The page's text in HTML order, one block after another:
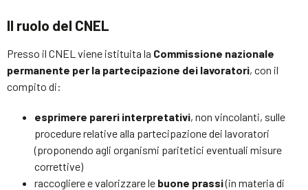
Il ruolo del CNEL
Presso il CNEL viene istituita la Commissione nazionale
permanente per la partecipazione dei lavoratori, con il
compito di:
esprimere pareri interpretativi, non vincolanti, sulle
procedure relative alla partecipazione dei lavoratori
(proponendo agli organismi paritetici eventuali misure
correttive)
raccogliere e valorizzare le buone prassi(in materia di